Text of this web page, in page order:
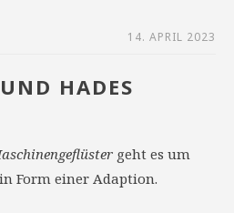
14. APRIL 2023
HADES
geht es um
Form einer Adaption.